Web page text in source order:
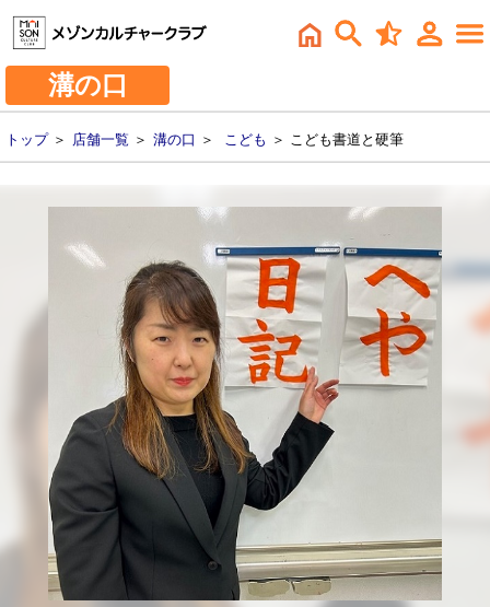
溝の口
トップ＞ 店舗一覧 ＞ 溝の口 ＞ こども ＞ こども書道と硬筆